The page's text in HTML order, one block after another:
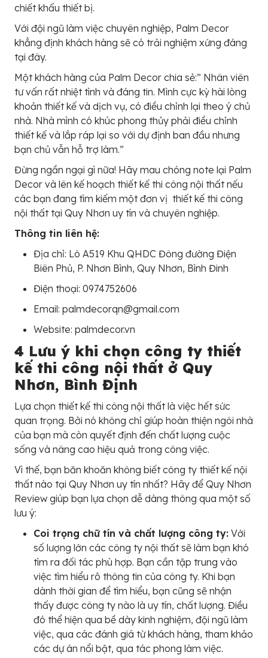
chiết khấu thiết bị.
Với đội ngũ làm việc chuyên nghiệp, Palm Decor
khẳng định khách hàng sẽ có trải nghiệm xứng đáng
tại đây.
Một khách hàng của Palm Decor chia sẻ:” Nhân viên
tư vấn rất nhiệt tình và đáng tin. Mình cực kỳ hài lòng
khoản thiết kế và dịch vụ, có điều chỉnh lại theo ý chủ
nhà. Nhà mình có khúc phong thủy phải điều chỉnh
thiết kế và lắp ráp lại so với dự định ban đầu nhưng
bạn chủ vẫn hỗ trợ làm.”
Đừng ngần ngại gì nữa! Hãy mau chóng note lại Palm
Decor và lên kế hoạch thiết kế thi công nội thất nếu
các bạn đang tìm kiếm một đơn vị thiết kế thi công
nội thất tại Quy Nhơn uy tín và chuyên nghiệp.
Thông tin liên hệ:
Địa chỉ: Lô A519 Khu QHDC Đông đường Điện
Biên Phủ, P. Nhơn Bình, Quy Nhơn, Bình Đinh
Điện thoại: 0974752606
Email: palmdecorqn@gmail.com
Website: palmdecor.vn
4 Lưu ý khi chọn công ty thiết
kế thi công nội thất ở Quy
Nhơn, Bình Định
Lựa chọn thiết kế thi công nội thất là việc hết sức
quan trọng. Bởi nó không chỉ giúp hoàn thiện ngôi nhà
của bạn mà còn quyết định đến chất lượng cuộc
sống và nâng cao hiệu quả trong công việc.
Vì thế, bạn băn khoăn không biết công ty thiết kế nội
thất nào tại Quy Nhơn uy tín nhất? Hãy để Quy Nhơn
Review giúp bạn lựa chọn dễ dàng thông qua một số
lưu ý:
Coi trọng chữ tín và chất lượng công ty: Với
số lượng lớn các công ty nội thất sẽ làm bạn khó
tìm ra đối tác phù hợp. Bạn cần tập trung vào
việc tìm hiểu rõ thông tin của công ty. Khi bạn
dành thời gian để tìm hiểu, bạn cũng sẽ nhận
thấy được công ty nào là uy tín, chất lượng. Điều
đó thể hiện qua bề dày kinh nghiệm, đội ngũ làm
việc, qua các đánh giá từ khách hàng, tham khảo
các dự án nổi bật, qua tác phong làm việc.